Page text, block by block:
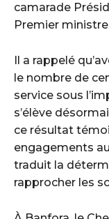
camarade
Premier
Il a rappelé
le nombre de
service sous
s’élève
ce résultat
engagements
traduit la
rapprocher les